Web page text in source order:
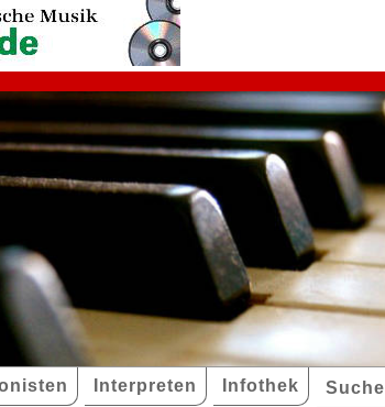
Interpreten Infothek Suche